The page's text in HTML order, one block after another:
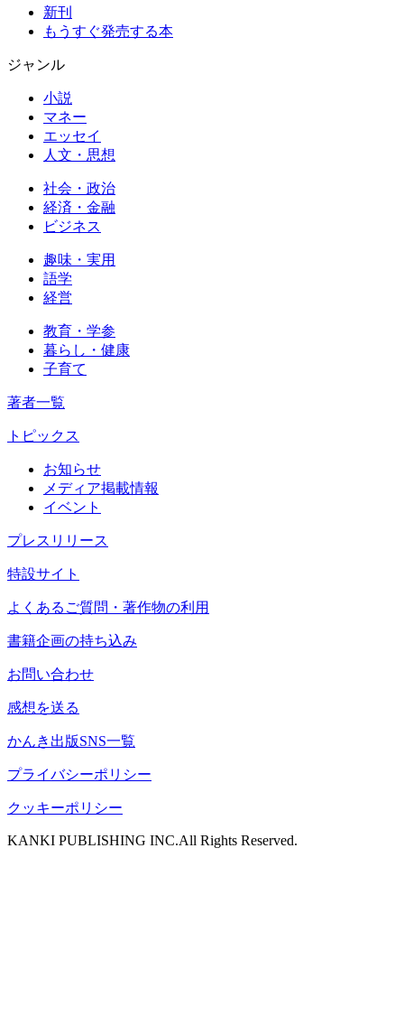
新刊
もうすぐ発売する本
ジャンル
小説
マネー
エッセイ
人文・思想
社会・政治
経済・金融
ビジネス
趣味・実用
語学
経営
教育・学参
暮らし・健康
子育て
著者一覧
トピックス
お知らせ
メディア掲載情報
イベント
プレスリリース
特設サイト
よくあるご質問・著作物の利用
書籍企画の持ち込み
お問い合わせ
感想を送る
かんき出版SNS一覧
プライバシーポリシー
クッキーポリシー
KANKI PUBLISHING INC.All Rights Reserved.